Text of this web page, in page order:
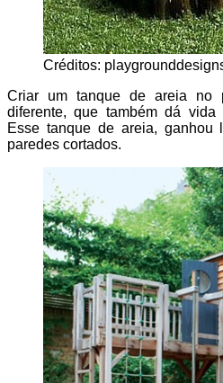
Créditos:
Criar um tanque de areia no
diferente, que também dá
Esse tanque de areia, ganhou
paredes cortados.